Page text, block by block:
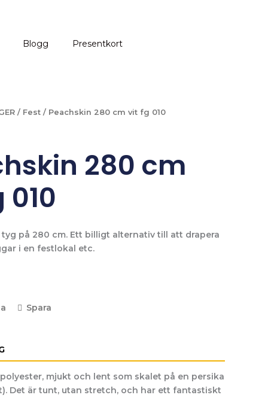
Blogg Presentkort
/ Fest/ Peachskin 280 cm vit fg 010
280 cm
på 280 cm. Ett billigt alternativ till att drapera
i en festlokal etc.
Spara
mjukt och lent som skalet på en persika
Det är tunt, utan stretch, och har ett fantastiskt